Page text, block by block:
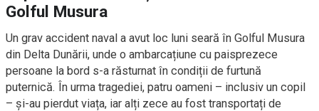
Golful Musura
Un grav accident naval a avut loc luni seară în Golful Musura
din Delta Dunării, unde o ambarcațiune cu paisprezece
persoane la bord s-a răsturnat în condiții de furtună
puternică. În urma tragediei, patru oameni – inclusiv un copil
– și-au pierdut viața, iar alți zece au fost transportați de